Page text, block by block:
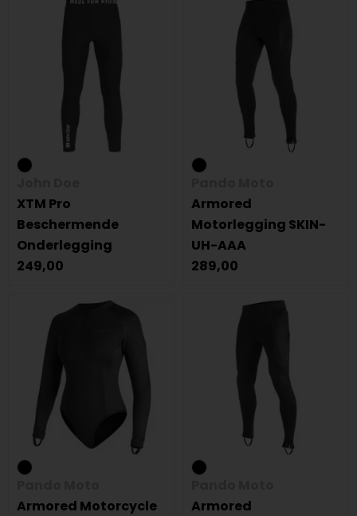
XTM Pro
Beschermende
Onderlegging
249,00
Armored
Motorlegging SKIN-
UH-AAA
289,00
Armored Motorcycle
Armored